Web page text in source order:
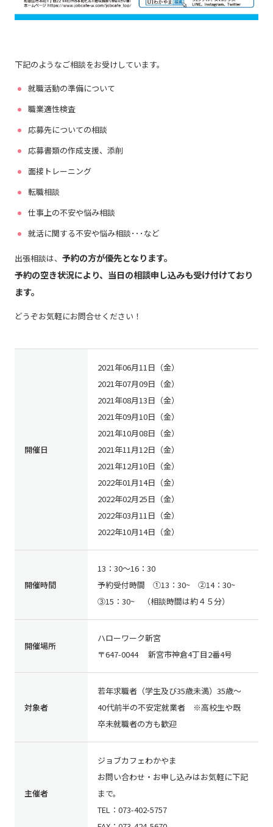
下記のようなご相談をお受けしています。
就職活動の準備について
職業適性検査
応募先についての相談
応募書類の作成支援、添削
面接トレーニング
転職相談
仕事上の不安や悩み相談
就活に関する不安や悩み相談･･･など
出張相談は、 予約の方が優先となります。
予約の空き状況により、当日の相談申し込みも受け付けており
ます。
どうぞお気軽にお問合せください！
開催日
2021年06月11日（金）
2021年07月09日（金）
2021年08月13日（金）
2021年09月10日（金）
2021年10月08日（金）
2021年11月12日（金）
2021年12月10日（金）
2022年01月14日（金）
2022年02月25日（金）
2022年03月11日（金）
2022年10月14日（金）
開催時間
13：30～16：30
予約受付時間 ①13：30~ ②14：30~
③15：30~ （相談時間は約４５分）
開催場所
ハローワーク新宮
〒647-0044 新宮市神倉4丁目2番4号
対象者
若年求職者（学生及び35歳未満）35歳～
40代前半の不安定就業者 ※高校生や既
卒未就職者の方も歓迎
主催者
ジョブカフェわかやま
お問い合わせ・お申し込みはお気軽に下記
まで。
TEL：073-402-5757